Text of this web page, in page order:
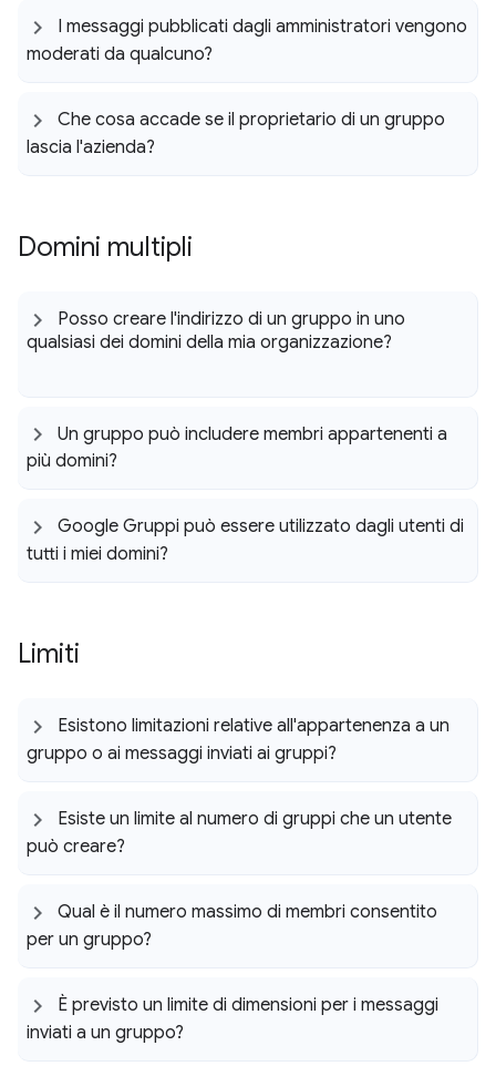
I messaggi pubblicati dagli amministratori vengono
moderati da qualcuno?
Che cosa accade se il proprietario di un gruppo
lascia l'azienda?
Domini multipli
Posso creare l'indirizzo di un gruppo in uno
qualsiasi dei domini della mia organizzazione?
Un gruppo può includere membri appartenenti a
più domini?
Google Gruppi può essere utilizzato dagli utenti di
tutti i miei domini?
Limiti
Esistono limitazioni relative all'appartenenza a un
gruppo o ai messaggi inviati ai gruppi?
Esiste un limite al numero di gruppi che un utente
può creare?
Qual è il numero massimo di membri consentito
per un gruppo?
È previsto un limite di dimensioni per i messaggi
inviati a un gruppo?